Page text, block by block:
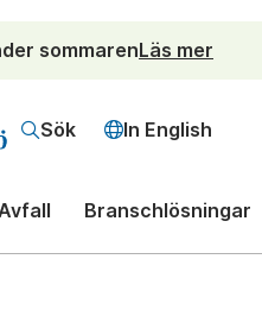
sommarenLäs mer
Sök In English
Avfall Branschlösningar